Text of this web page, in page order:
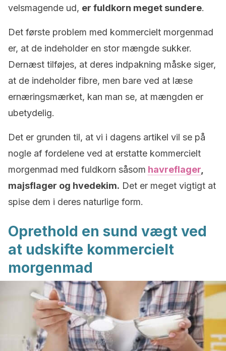
velsmagende ud, er fuldkorn meget sundere.
Det første problem med kommercielt morgenmad
er, at de indeholder en stor mængde sukker.
Dernæst tilføjes, at deres indpakning måske siger,
at de indeholder fibre, men bare ved at læse
ernæringsmærket, kan man se, at mængden er
ubetydelig.
Det er grunden til, at vi i dagens artikel vil se på
nogle af fordelene ved at erstatte kommercielt
morgenmad med fuldkorn såsom havreflager
majsflager og hvedekim. Det er meget vigtigt at
spise dem i deres naturlige form.
Oprethold en sund vægt ved
at udskifte kommercielt
morgenmad